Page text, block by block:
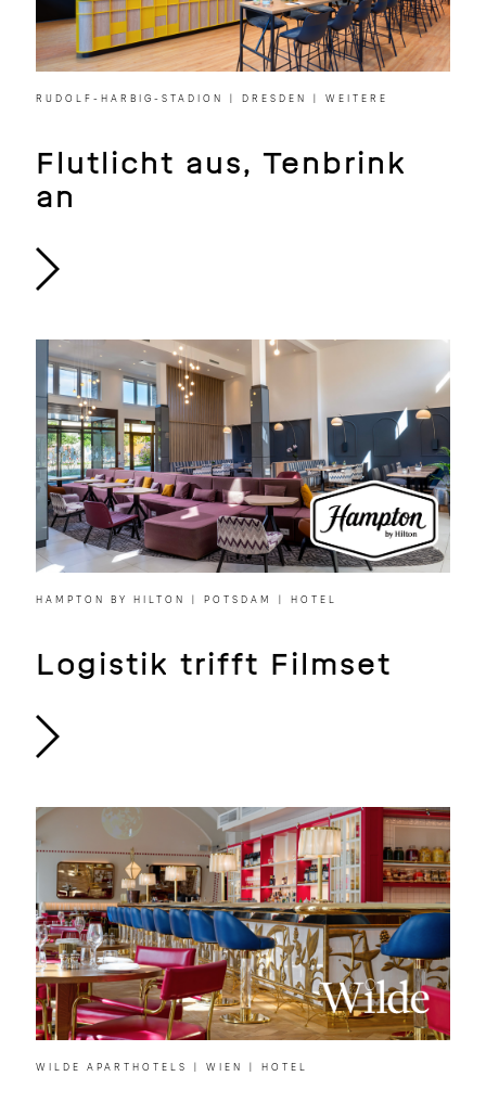
RUDOLF-HARBIG-STADION | DRESDEN | WEITERE
Flutlicht aus, Tenbrink
an
HAMPTON BY HILTON | POTSDAM | HOTEL
Logistik trifft Filmset
WILDE APARTHOTELS | WIEN | HOTEL